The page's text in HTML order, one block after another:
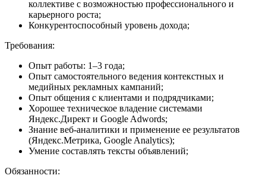
коллективе c возможностью профессионального и
карьерного роста;
Конкурентоспособный уровень дохода;
Требования:
Опыт работы: 1–3 года;
Опыт самостоятельного ведения контекстных и
медийных рекламных кампаний;
Опыт общения с клиентами и подрядчиками;
Хорошее техническое владение системами
Яндекс.Директ и Google Adwords;
Знание веб-аналитики и применение ее результатов
(Яндекс.Метрика, Google Analytics);
Умение составлять тексты объявлений;
Обязанности: